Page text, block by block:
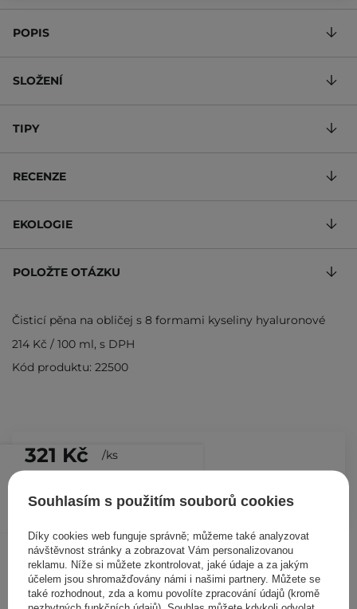
321 Kč /ks
POPIS
SLOŽENÍ
TIPY
RECENZE
EKOLOGIE
POLOŽTE OTÁZKU
Čisticí pěna na obličej s 8 formami kyseliny hyaluronové
214 Kč / 100 ml, s DPH
Kód produktu: 22500
Ostatní zákazníci si prohlédli
Souhlasím s použitím souborů cookies
Díky cookies web funguje správně; můžeme také analyzovat
návštěvnost stránky a zobrazovat Vám personalizovanou
reklamu. Níže si můžete zkontrolovat, jaké údaje a za jakým
účelem jsou shromažďovány námi i našimi partnery. Můžete se
také rozhodnout, zda a komu povolíte zpracování údajů (kromě